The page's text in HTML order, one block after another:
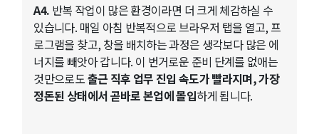
A4. 반복 작업이 많은 환경이라면 더 크게 체감하실 수
있습니다. 매일 아침 반복적으로 브라우저 탭을 열고, 프
로그램을 찾고, 창을 배치하는 과정은 생각보다 많은 에
너지를 빼앗아 갑니다. 이 번거로운 준비 단계를 없애는
것만으로도출근 직후 업무 진입 속도가 빨라지며, 가장
정돈된 상태에서 곧바로 본업에 몰입하게 됩니다.